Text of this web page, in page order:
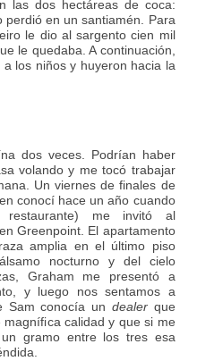
las dos hectáreas de coca:
en un santiamén. Para
le dio al sargento cien mil
le quedaba. A continuación,
los niños y huyeron hacia la
dos veces. Podrían haber
volando y me tocó trabajar
Un viernes de finales de
conocí hace un año cuando
restaurante) me invitó al
Greenpoint. El apartamento
amplia en el último piso
nocturno y del cielo
Graham me presentó a
y luego nos sentamos a
Sam conocía un dealerque
calidad y que si me
gramo entre los tres esa